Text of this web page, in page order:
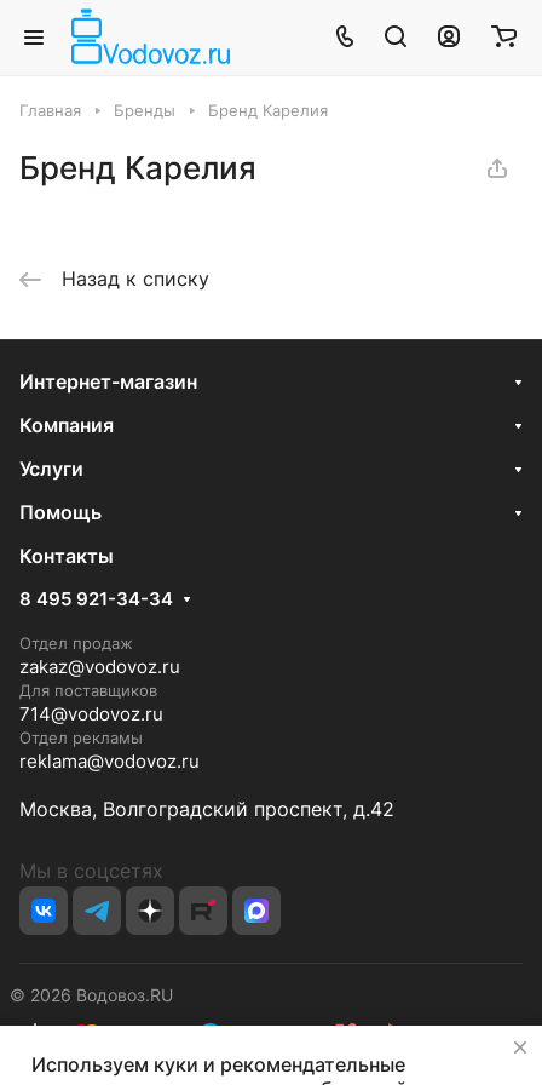
Главная Бренды Бренд Карелия
Бренд Карелия
Назад к списку
Интернет-магазин
Компания
Услуги
Помощь
Контакты
8 495 921-34-34
Отдел продаж
zakaz@vodovoz.ru
Для поставщиков
714@vodovoz.ru
Отдел рекламы
reklama@vodovoz.ru
Москва, Волгоградский проспект, д.42
Мы в соцсетях
© 2026 Водовоз.RU
КонфиденциальностьОферта
Используем куки и рекомендательные